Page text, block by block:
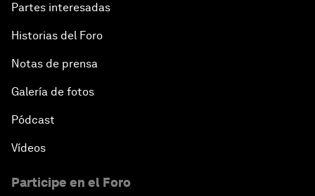
Partes interesadas
Historias del Foro
Notas de prensa
Galería de fotos
Pódcast
Vídeos
Participe en el Foro